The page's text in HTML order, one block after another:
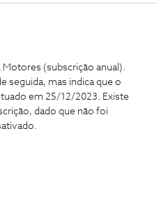
(subscrição anual).
seguida, mas indica que o
em 25/12/2023. Existe
dado que não foi